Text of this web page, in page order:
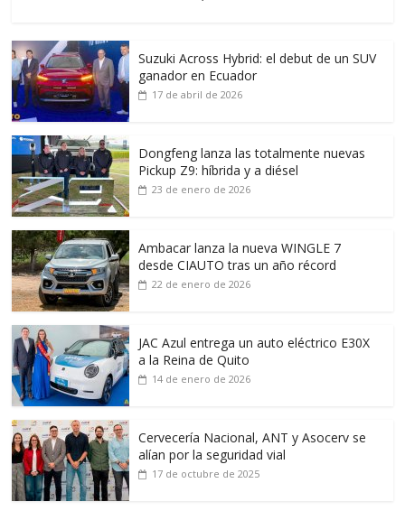
Suzuki Across Hybrid: el debut de un SUV
ganador en Ecuador
17 de abril de 2026
Dongfeng lanza las totalmente nuevas
Pickup Z9: híbrida y a diésel
23 de enero de 2026
Ambacar lanza la nueva WINGLE 7
desde CIAUTO tras un año récord
22 de enero de 2026
JAC Azul entrega un auto eléctrico E30X
a la Reina de Quito
14 de enero de 2026
Cervecería Nacional, ANT y Asocerv se
alían por la seguridad vial
17 de octubre de 2025